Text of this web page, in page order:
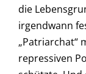
die
irgendwann
„Patriarchat“
repressiven